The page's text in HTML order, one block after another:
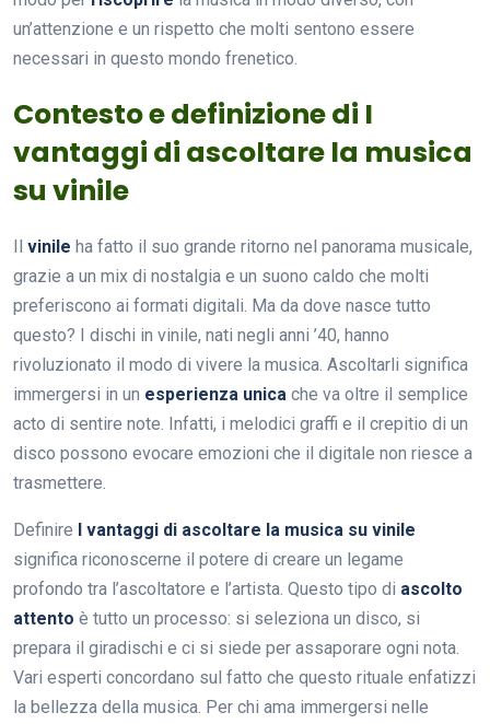
un’attenzione e un rispetto che molti sentono essere
necessari in questo mondo frenetico.
Contesto e definizione di I
vantaggi di ascoltare la musica
su vinile
Il vinile ha fatto il suo grande ritorno nel panorama musicale,
grazie a un mix di nostalgia e un suono caldo che molti
preferiscono ai formati digitali. Ma da dove nasce tutto
questo? I dischi in vinile, nati negli anni ’40, hanno
rivoluzionato il modo di vivere la musica. Ascoltarli significa
immergersi in un esperienza unica che va oltre il semplice
acto di sentire note. Infatti, i melodici graffi e il crepitio di un
disco possono evocare emozioni che il digitale non riesce a
trasmettere.
Definire I vantaggi di ascoltare la musica su vinile
significa riconoscerne il potere di creare un legame
profondo tra l’ascoltatore e l’artista. Questo tipo di ascolto
attento è tutto un processo: si seleziona un disco, si
prepara il giradischi e ci si siede per assaporare ogni nota.
Vari esperti concordano sul fatto che questo rituale enfatizzi
la bellezza della musica. Per chi ama immergersi nelle